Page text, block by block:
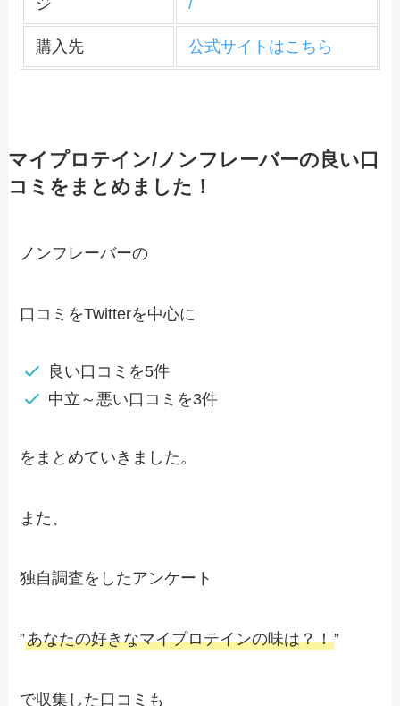
購入先 公式サイトはこちら
マイプロテイン/ノンフレーバーの良い口
コミをまとめました！
ノンフレーバーの
口コミをTwitterを中心に
良い口コミを5件
中立～悪い口コミを3件
をまとめていきました。
また、
独自調査をしたアンケート
”あなたの好きなマイプロテインの味は？！”
で収集した口コミも